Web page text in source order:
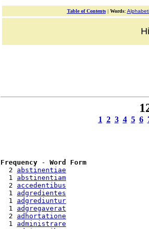
Table of Contents| Words:
1 2 3 4 5 6
Frequency - Word Form
  2
abstinentiae
  1
abstinentiam
  2
accedentibus
  1
adgredientes
  1
adgrediuntur
  1
adgregaverat
  2
adhortatione
  1
administrare